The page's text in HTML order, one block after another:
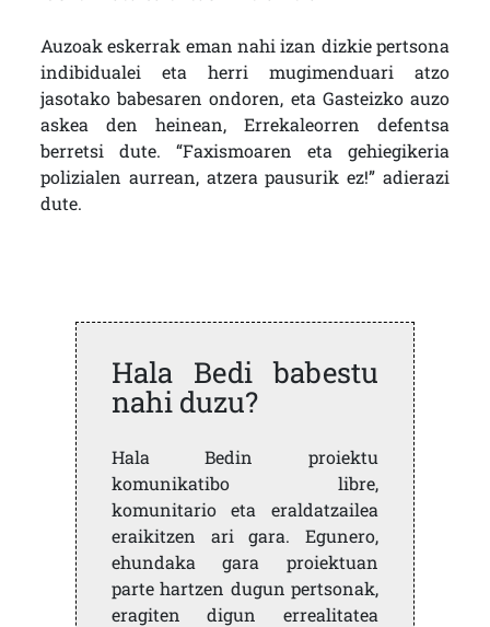
Auzoak eskerrak eman nahi izan dizkie pertsona
indibidualei eta herri mugimenduari atzo
jasotako babesaren ondoren, eta Gasteizko auzo
askea den heinean, Errekaleorren defentsa
berretsi dute. “Faxismoaren eta gehiegikeria
polizialen aurrean, atzera pausurik ez!” adierazi
dute.
Hala Bedi babestu
nahi duzu?
Hala Bedin proiektu
komunikatibo libre,
komunitario eta eraldatzailea
eraikitzen ari gara. Egunero,
ehundaka gara proiektuan
parte hartzen dugun pertsonak,
eragiten digun errealitatea